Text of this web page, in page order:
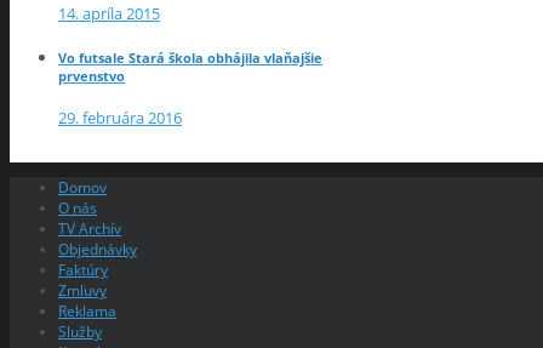
14. apríla 2015
Vo futsale Stará škola obhájila vlaňajšie
prvenstvo
29. februára 2016
Domov
O nás
TV Archív
Objednávky
Faktúry
Zmluvy
Reklama
Služby